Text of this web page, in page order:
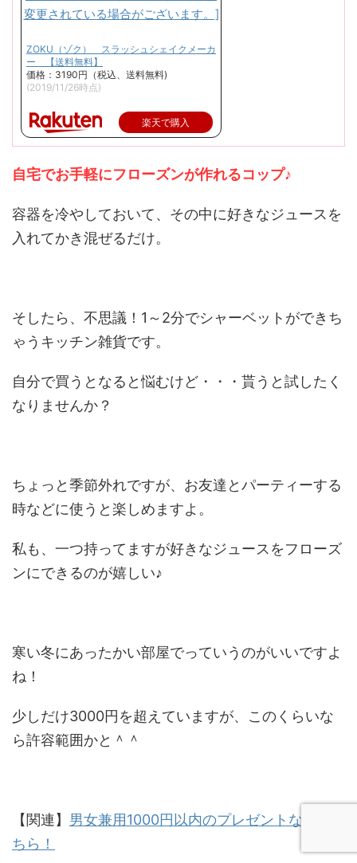
ZOKU（ゾク） スラッシュシェイクメーカ
ー 【送料無料】
価格：3190円（税込、送料無料)
(2019/11/26時点)
楽天で購入
自宅でお手軽にフローズンが作れるコップ♪
容器を冷やしておいて、その中に好きなジュースを
入れてかき混ぜるだけ。
そしたら、不思議！1～2分でシャーベットができち
ゃうキッチン雑貨です。
自分で買うとなると悩むけど・・・貰うと試したく
なりませんか？
ちょっと季節外れですが、お友達とパーティーする
時などに使うと楽しめますよ。
私も、一つ持ってますが好きなジュースをフローズ
ンにできるのが嬉しい♪
寒い冬にあったかい部屋でっていうのがいいですよ
ね！
少しだけ3000円を超えていますが、このくらいな
ら許容範囲かと＾＾
【関連】 男女兼用1000円以内のプレゼントならこ
ちら！